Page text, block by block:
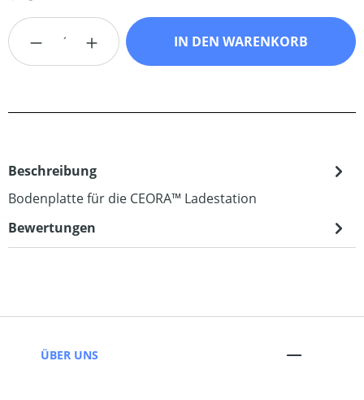
Produkt Anzahl: Gib den gewünschten
IN DEN WARENKORB
Beschreibung
Bodenplatte für die CEORA™ Ladestation
Bewertungen
ÜBER UNS